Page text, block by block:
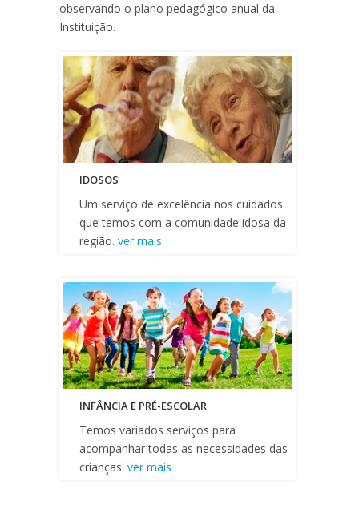
observando o plano pedagógico anual da
Instituição.
IDOSOS
Um serviço de excelência nos cuidados
que temos com a comunidade idosa da
região. ver mais
INFÂNCIA E PRÉ-ESCOLAR
Temos variados serviços para
acompanhar todas as necessidades das
crianças. ver mais